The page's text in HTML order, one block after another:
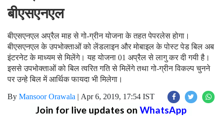
बीएसएनएल
बीएसएनएल अप्रैल माह से गो-ग्रीन योजना के तहत पेपरलेस होगा।
बीएसएनएल के उपभोक्ताओं को लेंडलाइन और मोबाइल के पोस्ट पेड बिल अब
इंटरनेट के माध्यम से मिलेंगे। यह योजना 01 अप्रैल से लागु कर दी गयी है।
इससे उपभोक्ताओं को बिल त्वरित गति से मिलेंगे तथा गो-ग्रीन विकल्प चुनने
पर उन्हे बिल में आर्थिक फायदा भी मिलेगा।
By Mansoor Orawala | Apr 6, 2019, 17:54 IST
Join for live updates on WhatsApp